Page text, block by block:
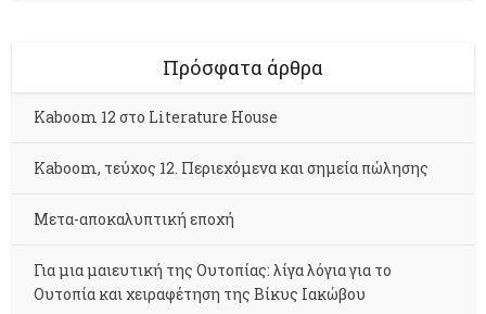
Πρόσφατα άρθρα
Kaboom 12 στο Literature House
Kaboom, τεύχος 12. Περιεχόμενα και σημεία πώλησης
Μετα-αποκαλυπτική εποχή
Για μια μαιευτική της Ουτοπίας: λίγα λόγια για το
Ουτοπία και χειραφέτηση της Βίκυς Ιακώβου